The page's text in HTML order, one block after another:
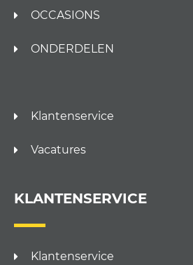
OCCASIONS
ONDERDELEN
Klantenservice
Vacatures
KLANTENSERVICE
Klantenservice